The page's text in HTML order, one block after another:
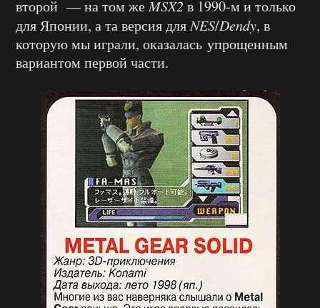
второй — на том жеMSX2 в 1990-м и только
для Японии, а та версия дляNES/Dendy, в
которую мы играли, оказалась упрощенным
вариантом первой части.